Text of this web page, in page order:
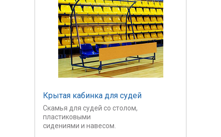
Крытая кабинка для судей
Скамья для судей со столом,
пластиковыми
сидениями и навесом.